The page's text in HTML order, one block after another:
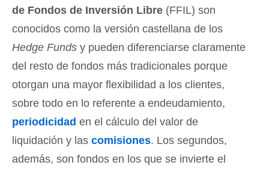
de Fondos de Inversión Libre (FFIL) son
conocidos como la versión castellana de los
Hedge Funds y pueden diferenciarse claramente
del resto de fondos más tradicionales porque
otorgan una mayor flexibilidad a los clientes,
sobre todo en lo referente a endeudamiento,
periodicidad en el cálculo del valor de
liquidación y las comisiones. Los segundos,
además, son fondos en los que se invierte el